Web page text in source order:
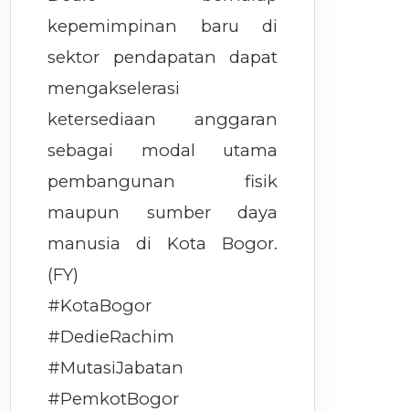
kepemimpinan baru di
sektor pendapatan dapat
mengakselerasi
ketersediaan anggaran
sebagai modal utama
pembangunan fisik
maupun sumber daya
manusia di Kota Bogor.
(FY)
#KotaBogor
#DedieRachim
#MutasiJabatan
#PemkotBogor